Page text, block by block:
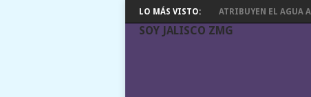
LO MÁS VISTO: ATRIBUYEN EL AGUA
SOY JALISCO ZMG